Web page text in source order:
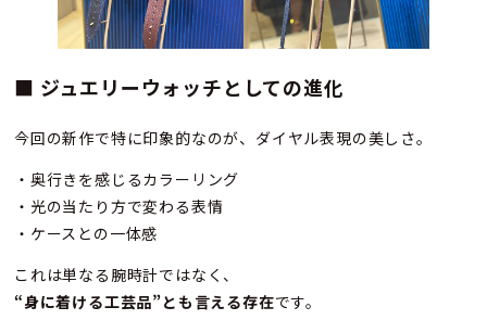
■ ジュエリーウォッチとしての進化
今回の新作で特に印象的なのが、ダイヤル表現の美しさ。
・奥行きを感じるカラーリング
・光の当たり方で変わる表情
・ケースとの一体感
これは単なる腕時計ではなく、
“身に着ける工芸品”とも言える存在です。